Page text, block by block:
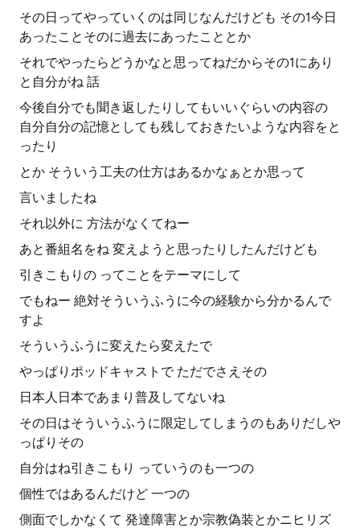
その日ってやっていくのは同じなんだけども その1今日
あったことそのに過去にあったこととか
それでやったらどうかなと思ってねだからその1にあり
と自分がね 話
今後自分でも聞き返したりしてもいいぐらいの内容の
自分自分の記憶としても残しておきたいような内容をと
ったり
とか そういう工夫の仕方はあるかなぁとか思って
言いましたね
それ以外に 方法がなくてねー
あと番組名をね 変えようと思ったりしたんだけども
引きこもりの ってことをテーマにして
でもねー 絶対そういうふうに今の経験から分かるんで
すよ
そういうふうに変えたら変えたで
やっぱりポッドキャストで ただでさえその
日本人日本であまり普及してないね
その日はそういうふうに限定してしまうのもありだしや
っぱりその
自分はね引きこもり っていうのも一つの
個性ではあるんだけど 一つの
側面でしかなくて 発達障害とか宗教偽装とかニヒリズ